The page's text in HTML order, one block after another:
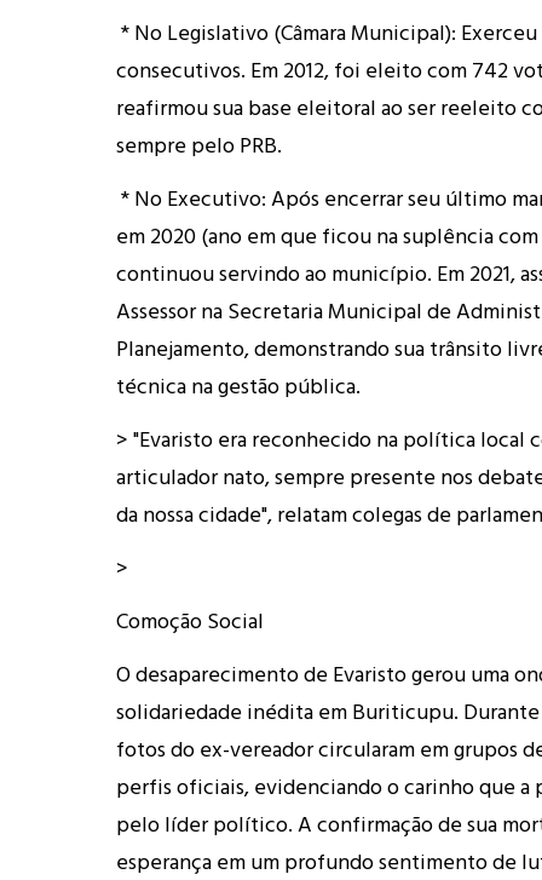
* No Legislativo (Câmara Municipal):
consecutivos. Em 2012, foi eleito com 742
reafirmou sua base eleitoral ao ser reeleito
sempre pelo PRB.
* No Executivo: Após encerrar seu último
em 2020 (ano em que ficou na suplência com
continuou servindo ao município. Em 2021,
Assessor na Secretaria Municipal de
Planejamento, demonstrando sua trânsito
técnica na gestão pública.
> "Evaristo era reconhecido na política local
articulador nato, sempre presente nos
da nossa cidade", relatam colegas de
>
Comoção Social
O desaparecimento de Evaristo gerou uma
solidariedade inédita em Buriticupu. Durante
fotos do ex-vereador circularam em grupos
perfis oficiais, evidenciando o carinho que a
pelo líder político. A confirmação de sua
esperança em um profundo sentimento de